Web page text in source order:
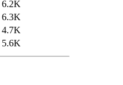
6.2K
6.3K
4.7K
5.6K